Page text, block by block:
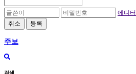
에디터
취소
등록
주보
검색